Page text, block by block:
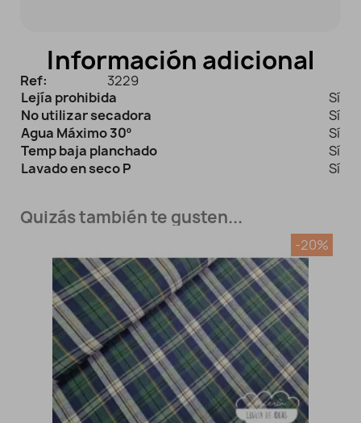
Información adicional
Ref:
3229
Lejía prohibida
Sí
No utilizar secadora
Sí
Agua Máximo 30º
Sí
Temp baja planchado
Sí
Lavado en seco P
Sí
Quizás también te gusten...
-20%